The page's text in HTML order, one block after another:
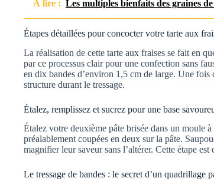
À lire : Les multiples bienfaits des graines
Étapes détaillées pour concocter votre tarte aux
La réalisation de cette tarte aux fraises se fait en
par ce processus clair pour une confection sans
en dix bandes d’environ 1,5 cm de large. Une
structure durant le tressage.
Étalez, remplissez et sucrez pour une base
Étalez votre deuxième pâte brisée dans un moule
préalablement coupées en deux sur la pâte.
magnifier leur saveur sans l’altérer. Cette étape
Le tressage de bandes : le secret d’un quadrillage